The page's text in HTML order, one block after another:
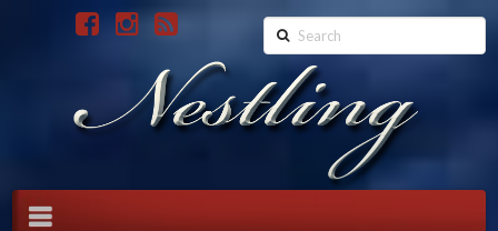
Search
Navigation